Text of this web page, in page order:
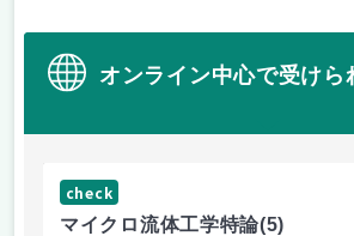
オンライン中心で受けら
check
マイクロ流体工学特論(5)